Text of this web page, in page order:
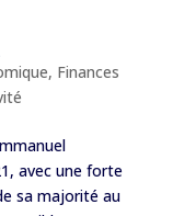
, Finances
avec une forte
sa majorité au